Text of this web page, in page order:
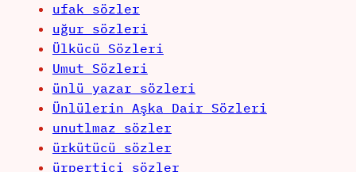
ufak sözler
uğur sözleri
Ülkücü Sözleri
Umut Sözleri
ünlü yazar sözleri
Ünlülerin Aşka Dair Sözleri
unutlmaz sözler
ürkütücü sözler
ürpertici sözler